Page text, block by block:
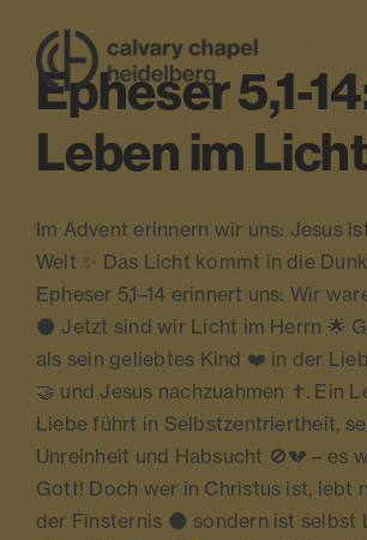
Inhalt
springen
startseite
über uns
gottesdienst
events
kontakt
Epheser 5,1-
Leben im Licht
Im Advent erinnern wir uns: Jesus
Welt ✨ Das Licht kommt in die
Epheser 5,1–14 erinnert uns: Wir
🌑 Jetzt sind wir Licht im Herrn 🌟
als sein geliebtes Kind ❤️ in der
🤝 und Jesus nachzuahmen ✝️. Ein
Liebe führt in Selbstzentriertheit,
Unreinheit und Habsucht 🚫💔 – es
Gott! Doch wer in Christus ist, lebt
der Finsternis 🌑 sondern ist selbst